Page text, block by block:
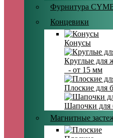
Фурнитура
Концевики
Конусы
Круглые для
- от 15 мм
Плоские для
Шапочки для
Магнитные